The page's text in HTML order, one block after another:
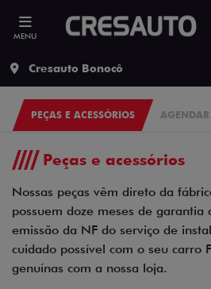
MENU
Cresauto Bonocô
AGENDAR
PEÇAS E ACESSÓRIOS
Peças e acessórios
Nossas peças vêm direto da
possuem doze meses de
emissão da NF do serviço de
cuidado possível com o seu carro
genuínas com a nossa loja.